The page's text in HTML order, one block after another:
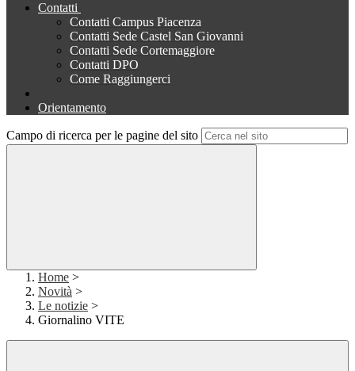
Contatti
Contatti Campus Piacenza
Contatti Sede Castel San Giovanni
Contatti Sede Cortemaggiore
Contatti DPO
Come Raggiungerci
Orientamento
Campo di ricerca per le pagine del sito
Home >
Novità >
Le notizie >
Giornalino VITE